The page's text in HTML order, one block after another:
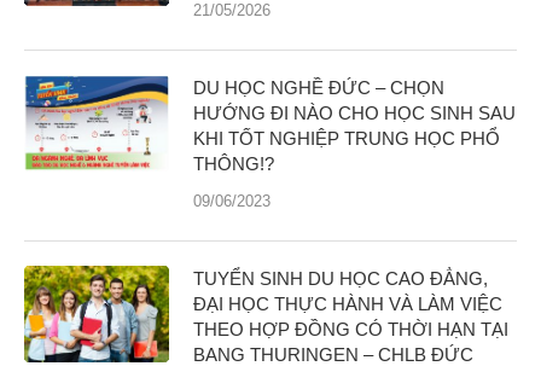
21/05/2026
DU HỌC NGHỀ ĐỨC – CHỌN
HƯỚNG ĐI NÀO CHO HỌC SINH SAU
KHI TỐT NGHIỆP TRUNG HỌC PHỔ
THÔNG!?
09/06/2023
TUYỂN SINH DU HỌC CAO ĐẲNG,
ĐẠI HỌC THỰC HÀNH VÀ LÀM VIỆC
THEO HỢP ĐỒNG CÓ THỜI HẠN TẠI
BANG THURINGEN – CHLB ĐỨC